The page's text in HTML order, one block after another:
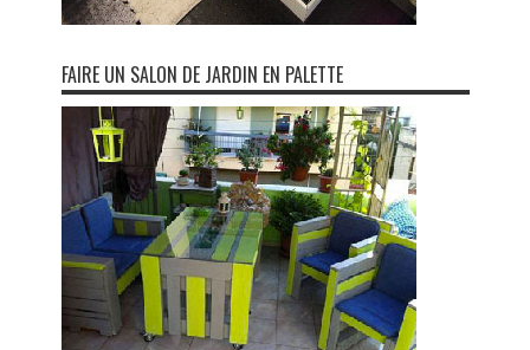
FAIRE UN SALON DE JARDIN EN PALETTE